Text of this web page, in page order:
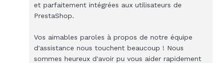
et parfaitement intégrées aux utilisateurs de
PrestaShop.
Vos aimables paroles à propos de notre équipe
d'assistance nous touchent beaucoup ! Nous
sommes heureux d'avoir pu vous aider rapidement